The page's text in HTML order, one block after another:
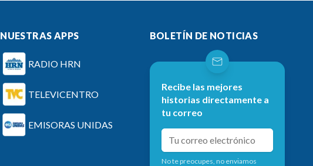
NUESTRAS APPS
RADIO HRN
TELEVICENTRO
EMISORAS UNIDAS
BOLETÍN DE NOTICIAS
Recibe las mejores
historias directamente a
tu correo
No te preocupes, no enviamos